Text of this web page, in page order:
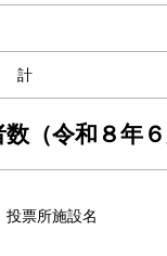
計
（令和８年６
投票所施設名